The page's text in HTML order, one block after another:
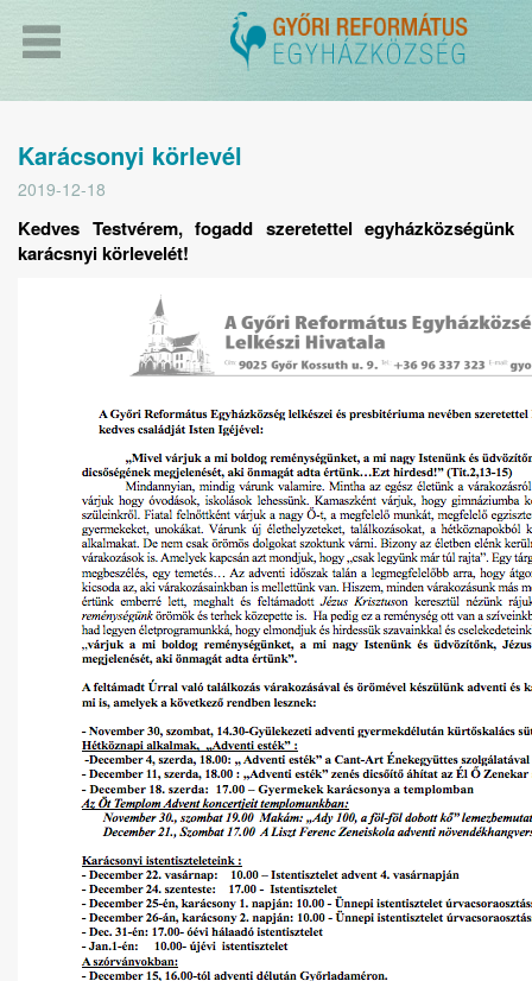
Karácsonyi körlevél
2019-12-18
Kedves Testvérem, fogadd szeretettel egyházközségünk
karácsnyi körlevelét!